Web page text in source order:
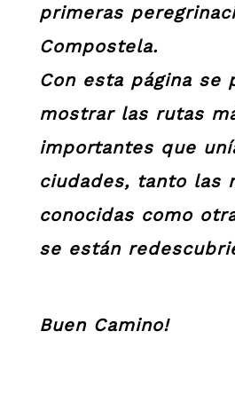
primeras
Compostela.
Con esta página se
mostrar las rutas
importantes que
ciudades, tanto las
conocidas como
se están
Buen Camino!